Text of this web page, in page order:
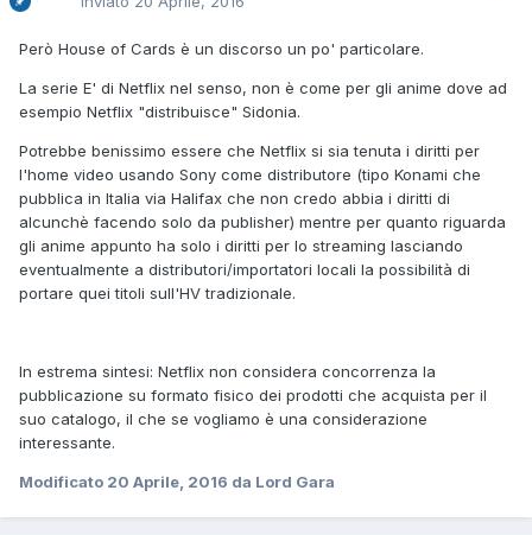
Però House of Cards è un discorso un po' particolare.
La serie E' di Netflix nel senso, non è come per gli anime dove ad
esempio Netflix "distribuisce" Sidonia.
Potrebbe benissimo essere che Netflix si sia tenuta i diritti per
l'home video usando Sony come distributore (tipo Konami che
pubblica in Italia via Halifax che non credo abbia i diritti di
alcunchè facendo solo da publisher) mentre per quanto riguarda
gli anime appunto ha solo i diritti per lo streaming lasciando
eventualmente a distributori/importatori locali la possibilità di
portare quei titoli sull'HV tradizionale.
In estrema sintesi: Netflix non considera concorrenza la
pubblicazione su formato fisico dei prodotti che acquista per il
suo catalogo, il che se vogliamo è una considerazione
interessante.
Modificato 20 Aprile, 2016 da Lord Gara